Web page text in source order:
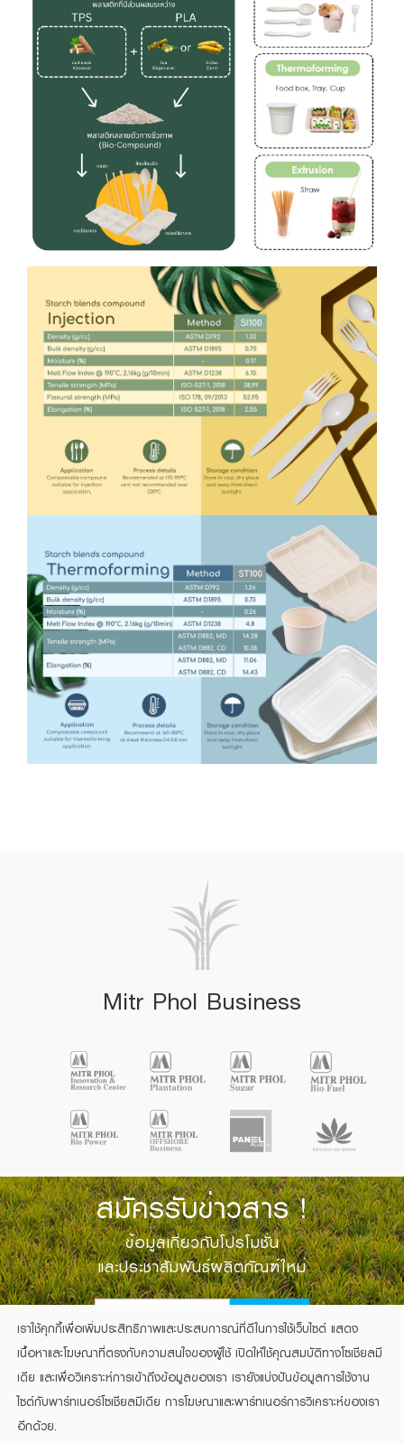
Mitr Phol Business
สมัครรับข่าวสาร !
ข้อมูลเกี่ยวกับโปรโมชั่น
และประชาสัมพันธ์ผลิตภัณฑ์ใหม่
SIGN UP
เราใช้คุกกี้เพื่อเพิ่มประสิทธิภาพและประสบการณ์ที่ดีในการใช้เว็บไซต์ แสดง
เนื้อหาและโฆษณาที่ตรงกับความสนใจของผู้ใช้ เปิดให้ใช้คุณสมบัติทางโซเชียลมี
เดีย และเพื่อวิเคราะห์การเข้าถึงข้อมูลของเรา เรายังแบ่งปันข้อมูลการใช้งาน
ไซต์กับพาร์ทเนอร์โซเชียลมีเดีย การโฆษณาและพาร์ทเนอร์การวิเคราะห์ของเรา
อีกด้วย.